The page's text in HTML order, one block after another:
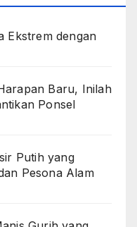
Ekstrem dengan
Baru, Inilah
Ponsel
Putih yang
Pesona Alam